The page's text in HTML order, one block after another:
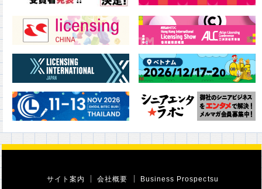
サイト案内 会社概要 Business Prospectsu